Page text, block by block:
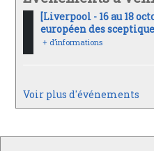
[Liverpool - 16 au 18
européen des
+ d’informations
Voir plus d'événements